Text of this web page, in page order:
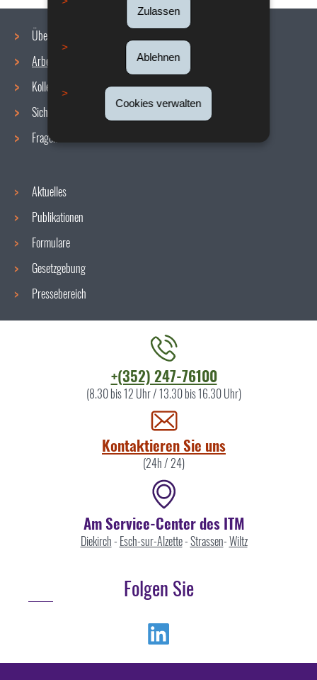
Zulassen
Ablehnen
Cookies verwalten
Navigationsmenü
Über uns
Arbeitsbedingungen
Kollektive Vereinbarungen
Sicherheit/Gesundheit am Arbeitsplatz
Fragen / Antworten
Aktuelles
Publikationen
Formulare
Gesetzgebung
Pressebereich
+(352) 247-76100
(8.30 bis 12 Uhr / 13.30 bis 16.30 Uhr)
Kontaktieren Sie uns
(24h / 24)
Am Service-Center des ITM
Diekirch- Esch-sur-Alzette-Strassen-Wiltz
Folgen Sie